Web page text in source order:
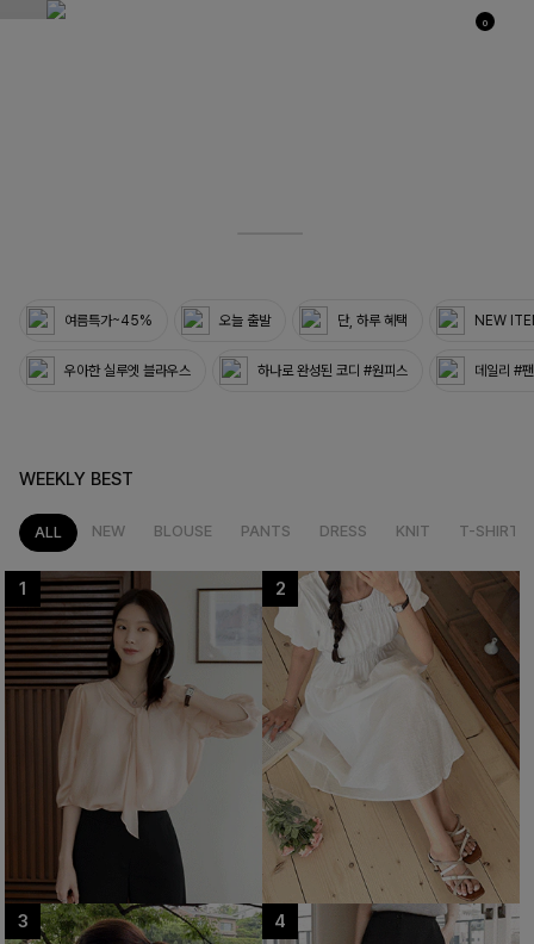
0
여름특가~45% 오늘 출발 단, 하루 혜택 NEW
우아한 실루엣 블라우스 하나로 완성된 코디 #원피스 데일리 #
WEEKLY BEST
ALL NEW BLOUSE PANTS DRESS KNIT T-SHIRT